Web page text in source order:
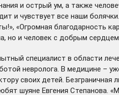
и острый ум, а также
и чувствует все наши
«Огромная благодарность
но и человек с добрым
специалист в области
невролога. В медицине –
своих детей. Безграничная
шуяне Евгения Степанова.